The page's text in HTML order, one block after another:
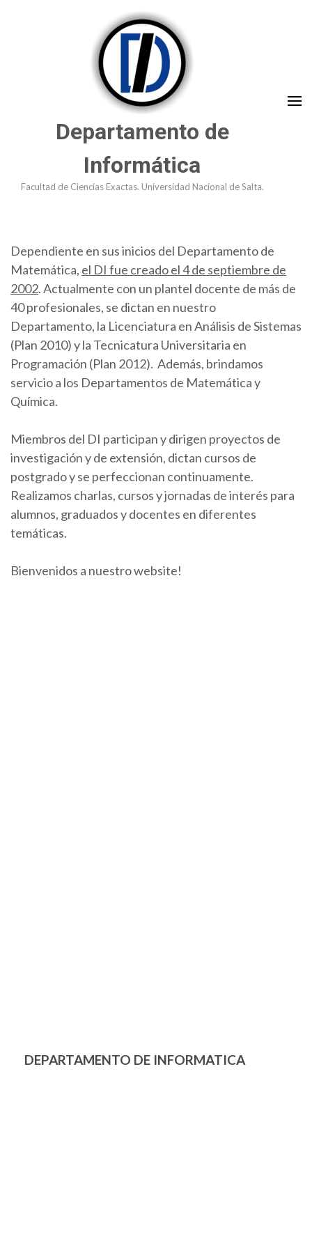
Departamento de
Informática
Facultad de Ciencias Exactas. Universidad Nacional de Salta.
Dependiente en sus inicios del Departamento de
Matemática, el DI fue creado el 4 de septiembre de
2002. Actualmente con un plantel docente de más de
40 profesionales, se dictan en nuestro
Departamento, la Licenciatura en Análisis de Sistemas
(Plan 2010) y la Tecnicatura Universitaria en
Programación (Plan 2012). Además, brindamos
servicio a los Departamentos de Matemática y
Química.
Miembros del DI participan y dirigen proyectos de
investigación y de extensión, dictan cursos de
postgrado y se perfeccionan continuamente.
Realizamos charlas, cursos y jornadas de interés para
alumnos, graduados y docentes en diferentes
temáticas.
Bienvenidos a nuestro website!
DEPARTAMENTO DE INFORMATICA